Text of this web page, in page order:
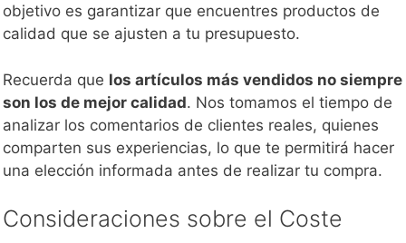
objetivo es garantizar que encuentres productos de
calidad que se ajusten a tu presupuesto.
Recuerda que los artículos más vendidos no siempre
son los de mejor calidad. Nos tomamos el tiempo de
analizar los comentarios de clientes reales, quienes
comparten sus experiencias, lo que te permitirá hacer
una elección informada antes de realizar tu compra.
Consideraciones sobre el Coste